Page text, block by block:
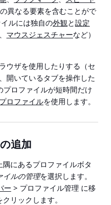
異なる要素を含むことがで
ルには独自の外観と設定
、 マウスジェスチャーなど）
ウザを使用したりする（セ
開いているタブを操作した
プロファイルが短時間だけ
ロファイルを使用します。
追加
にあるプロファイルボタ
イルの管理を選択します。
ー > プロファイル管理 に移
クリックします。